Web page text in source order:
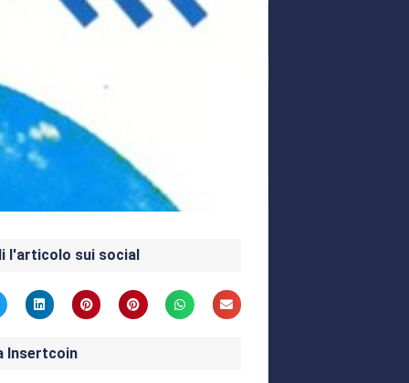
l'articolo sui social
Insertcoin